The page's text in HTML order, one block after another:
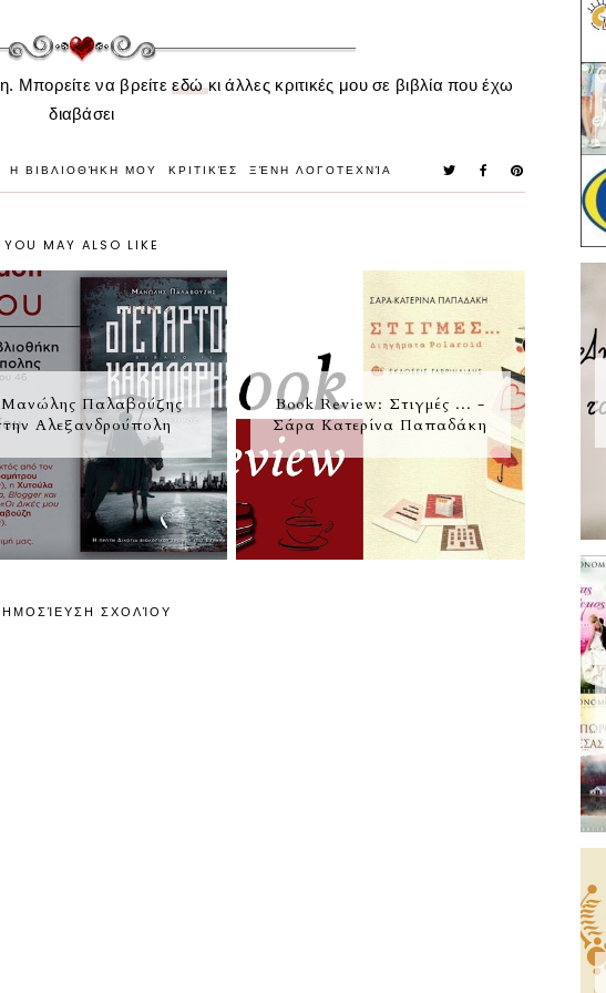
Μπορείτε να βρείτεεδώκι άλλες κριτικές μου σε βιβλία που έχω
διαβάσει
Η ΒΙΒΛΙΟΘΉΚΗ ΜΟΥ ΚΡΙΤΙΚΈΣ ΞΈΝΗ ΛΟΓΟΤΕΧΝΊΑ
YOU MAY ALSO LIKE
Παλαβούζης
Αλεξανδρούπολη
Book Review: Στιγμές ... -
Σάρα Κατερίνα Παπαδάκη
ΣΧΟΛΊΟΥ